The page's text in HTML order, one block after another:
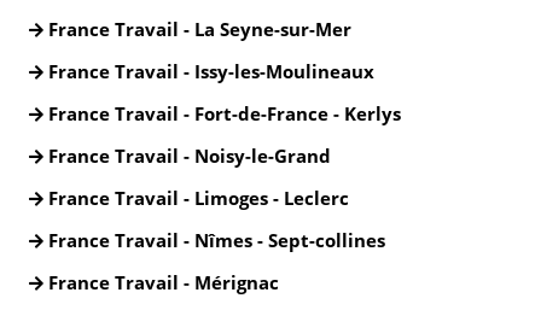
France Travail - La Seyne-sur-Mer
France Travail - Issy-les-Moulineaux
France Travail - Fort-de-France - Kerlys
France Travail - Noisy-le-Grand
France Travail - Limoges - Leclerc
France Travail - Nîmes - Sept-collines
France Travail - Mérignac